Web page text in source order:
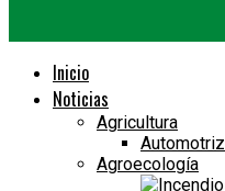
Inicio
Noticias
Agricultura
Automotriz
Agroecología